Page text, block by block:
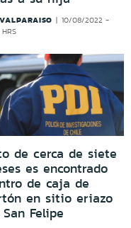
10/08/2022 -
HRS
de cerca de siete
es encontrado
de caja de
en sitio eriazo
Felipe